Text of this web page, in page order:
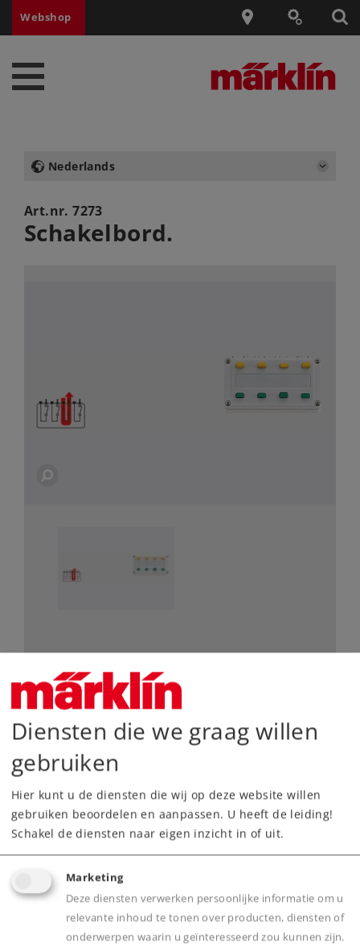
Webshop
Nederlands
Art.nr.7273
Schakelbord.
De belangrijkste gegevens
Art.nr. 7273
Type Regel- en schakelapparatuur
Vanaf fabriek uitverkocht.
Dealer zoeken
Downloads
Diensten die we graag willen
gebruiken
Hier kunt u de diensten die wij op deze website willen
gebruiken beoordelen en aanpassen. U heeft de leiding!
Schakel de diensten naar eigen inzicht in of uit.
Marketing
Deze diensten verwerken persoonlijke informatie om u
relevante inhoud te tonen over producten, diensten of
onderwerpen waarin u geïnteresseerd zou kunnen zijn.